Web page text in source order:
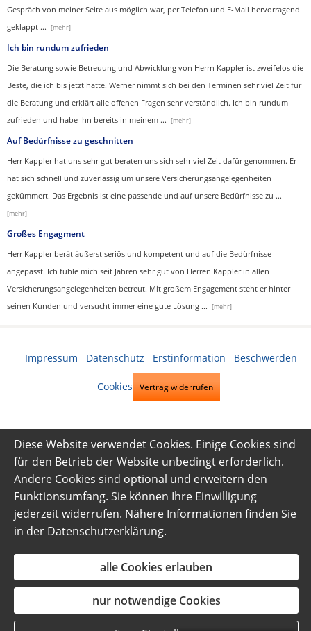
Gespräch von meiner Seite aus möglich war, per Telefon und E-Mail hervorragend
geklappt ... [mehr]
Ich bin rundum zufrieden
Die Beratung sowie Betreuung und Abwicklung von Herrn Kappler ist zweifelos die
Beste, die ich bis jetzt hatte. Werner nimmt sich bei den Terminen sehr viel Zeit für
die Beratung und erklärt alle offenen Fragen sehr verständlich. Ich bin rundum
zufrieden und habe Ihn bereits in meinem ... [mehr]
Auf Bedürfnisse zu geschnitten
Herr Kappler hat uns sehr gut beraten uns sich sehr viel Zeit dafür genommen. Er
hat sich schnell und zuverlässig um unsere Versicherungsangelegenheiten
gekümmert. Das Ergebnis ist eine passende und auf unsere Bedürfnisse zu ...
[mehr]
Großes Engagment
Herr Kappler berät äußerst seriös und kompetent und auf die Bedürfnisse
angepasst. Ich fühle mich seit Jahren sehr gut von Herren Kappler in allen
Versicherungsangelegenheiten betreut. Mit großem Engagement steht er hinter
seinen Kunden und versucht immer eine gute Lösung ... [mehr]
Impressum Datenschutz Erstinformation Beschwerden
Cookies Vertrag widerrufen
Diese Website verwendet Cookies. Einige Cookies sind
für den Betrieb der Website unbedingt erforderlich.
Andere Cookies sind optional und erweitern den
Funktionsumfang. Sie können Ihre Einwilligung
jederzeit widerrufen. Nähere Informationen finden Sie
in der Datenschutzerklärung.
alle Cookies erlauben
nur notwendige Cookies